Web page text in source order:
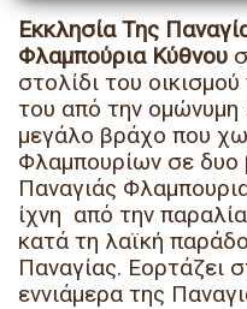
Εκκλησία Της
Φλαμπούρια Κύθνου
στολίδι του
του από την
μεγάλο βράχο που
Φλαμπουρίων σε δυο
Παναγιάς
ίχνη από την
κατά τη λαϊκή
Παναγίας. Εορτάζει
εννιάμερα της